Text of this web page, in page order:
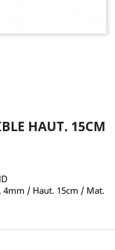
HAUT. 15CM
4mm / Haut. 15cm / Mat.